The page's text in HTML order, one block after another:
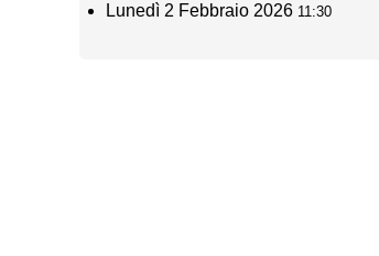
Lunedì 2 Febbraio 2026 11:30